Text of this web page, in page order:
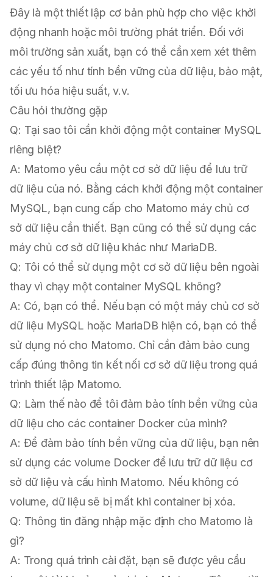
Đây là một thiết lập cơ bản phù hợp cho việc khởi
động nhanh hoặc môi trường phát triển. Đối với
môi trường sản xuất, bạn có thể cần xem xét thêm
các yếu tố như tính bền vững của dữ liệu, bảo mật,
tối ưu hóa hiệu suất, v.v.
Câu hỏi thường gặp
Q: Tại sao tôi cần khởi động một container MySQL
riêng biệt?
A: Matomo yêu cầu một cơ sở dữ liệu để lưu trữ
dữ liệu của nó. Bằng cách khởi động một container
MySQL, bạn cung cấp cho Matomo máy chủ cơ
sở dữ liệu cần thiết. Bạn cũng có thể sử dụng các
máy chủ cơ sở dữ liệu khác như MariaDB.
Q: Tôi có thể sử dụng một cơ sở dữ liệu bên ngoài
thay vì chạy một container MySQL không?
A: Có, bạn có thể. Nếu bạn có một máy chủ cơ sở
dữ liệu MySQL hoặc MariaDB hiện có, bạn có thể
sử dụng nó cho Matomo. Chỉ cần đảm bảo cung
cấp đúng thông tin kết nối cơ sở dữ liệu trong quá
trình thiết lập Matomo.
Q: Làm thế nào để tôi đảm bảo tính bền vững của
dữ liệu cho các container Docker của mình?
A: Để đảm bảo tính bền vững của dữ liệu, bạn nên
sử dụng các volume Docker để lưu trữ dữ liệu cơ
sở dữ liệu và cấu hình Matomo. Nếu không có
volume, dữ liệu sẽ bị mất khi container bị xóa.
Q: Thông tin đăng nhập mặc định cho Matomo là
gì?
A: Trong quá trình cài đặt, bạn sẽ được yêu cầu